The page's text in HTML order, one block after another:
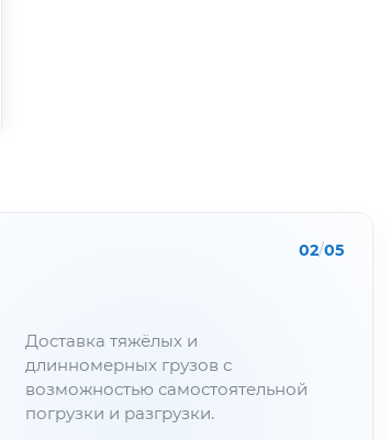
02/05
Доставка тяжёлых и
длинномерных грузов с
возможностью самостоятельной
погрузки и разгрузки.